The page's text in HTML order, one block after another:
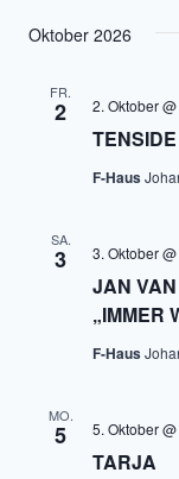
Oktober 2026
FR.
2 2. Oktober
F-Haus
SA.
3
JAN
„IMMER
3. Oktober
F-Haus
MO.
5
TARJA
5. Oktober